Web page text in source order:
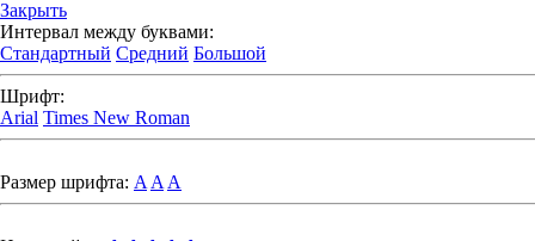
Закрыть
Интервал между буквами:
Стандартный Средний Большой
Шрифт:
Arial Times New Roman
Размер шрифта: A A A